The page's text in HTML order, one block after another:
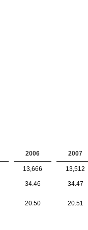
2006 2007
13,666 13,512
34.46 34.47
20.50 20.51